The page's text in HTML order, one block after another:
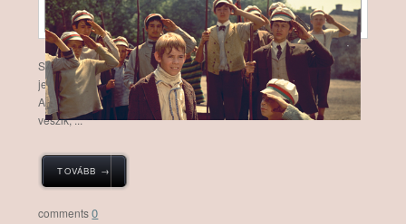
Szereplői józsefvárosi gyerekek, akiknek két bérház közötti grund
jelenti a játékszabadságot.
A Pál utcai grundon délutánonként kisdiákok játszanak. Hírét
veszik, ...
TOVÁBB →
0